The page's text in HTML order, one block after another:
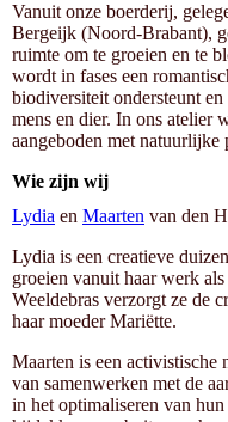
Vanuit onze boerderij,
Bergeijk (Noord-Brabant),
ruimte om te groeien en te
wordt in fases een
biodiversiteit ondersteunt
mens en dier. In ons atelier
aangeboden met natuurlijke
Wie zijn wij
Lydia en Maarten van den
Lydia is een creatieve
groeien vanuit haar werk
Weeldebras verzorgt ze de
haar moeder Mariëtte.
Maarten is een
van samenwerken met de
in het optimaliseren van